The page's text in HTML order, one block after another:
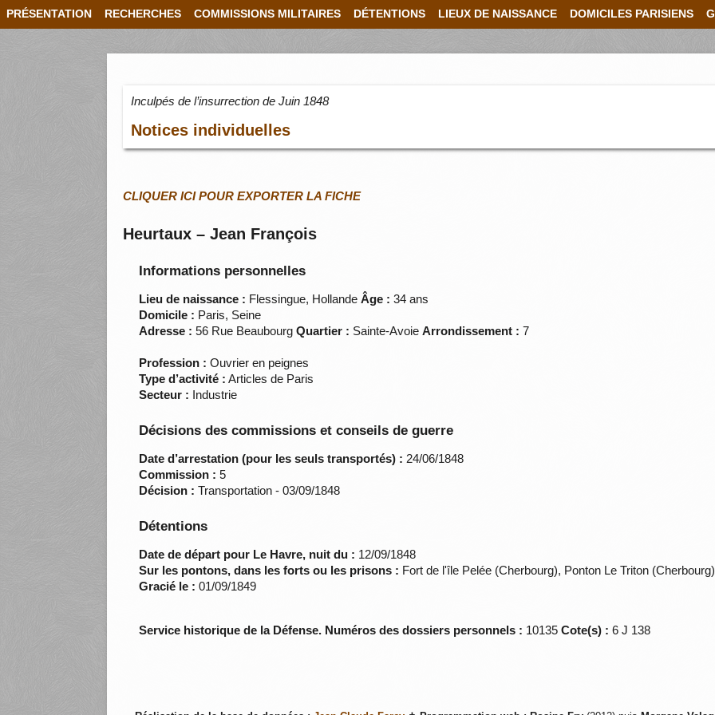
PRÉSENTATION RECHERCHES COMMISSIONS MILITAIRES DÉTENTIONS LIEUX DE NAISSANCE DOMICILES PARISIENS
Inculpés de l’insurrection de Juin 1848
Notices individuelles
CLIQUER ICI POUR EXPORTER LA FICHE
Heurtaux – Jean François
Informations personnelles
Lieu de naissance : Flessingue, Hollande Âge : 34 ans
Domicile : Paris, Seine
Adresse : 56 Rue BeaubourgQuartier : Sainte-AvoieArrondissement : 7
Profession : Ouvrier en peignes
Type d’activité : Articles de Paris
Secteur : Industrie
Décisions des commissions et conseils de guerre
Date d’arrestation (pour les seuls transportés) : 24/06/1848
Commission : 5
Décision : Transportation - 03/09/1848
Détentions
Date de départ pour Le Havre, nuit du : 12/09/1848
Sur les pontons, dans les forts ou les prisons : Fort de l'île Pelée (Cherbourg), Ponton Le Triton (Cherbourg)
Gracié le : 01/09/1849
Service historique de la Défense. Numéros des dossiers personnels : 10135Cote(s) : 6 J 138